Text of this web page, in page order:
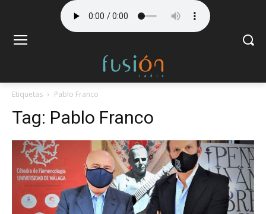
Etiquetas Pablo Franco
Tag: Pablo Franco